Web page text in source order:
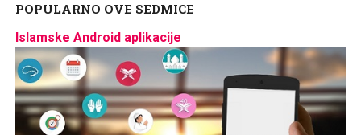
POPULARNO OVE SEDMICE
Islamske Android aplikacije